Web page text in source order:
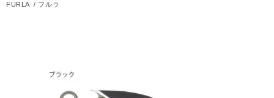
FURLA / フルラ